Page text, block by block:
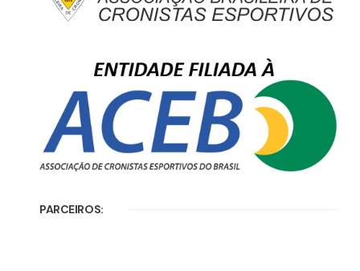
PARCEIROS: